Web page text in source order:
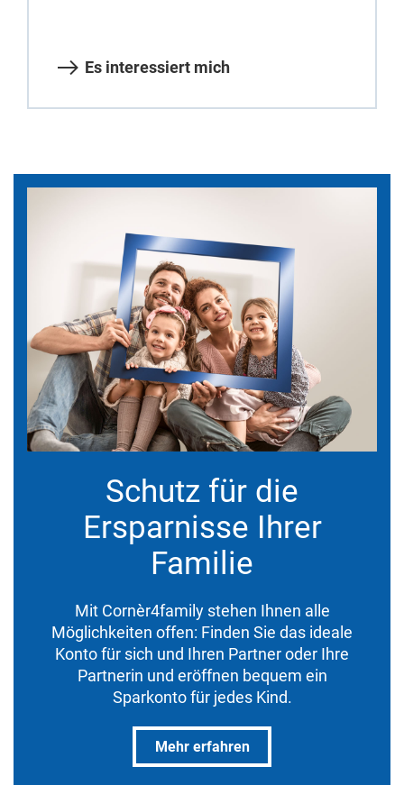
Es interessiert mich
Schutz für die
Ersparnisse Ihrer
Familie
Mit Cornèr4family stehen Ihnen alle
Möglichkeiten offen: Finden Sie das ideale
Konto für sich und Ihren Partner oder Ihre
Partnerin und eröffnen bequem ein
Sparkonto für jedes Kind.
Mehr erfahren